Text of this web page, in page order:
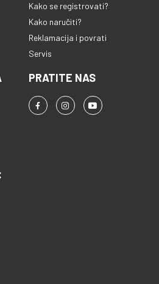
Kako se registrovati?
Kako naručiti?
Reklamacija i povrati
Servis
PRATITE NAS